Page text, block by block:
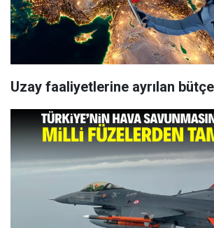
Uzay faaliyetlerine ayrılan